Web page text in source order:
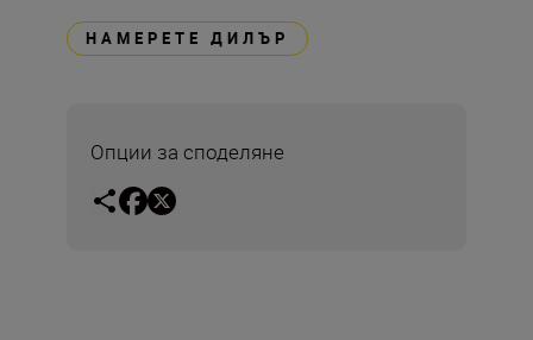
НАМЕРЕТЕ ДИЛЪР
Опции за споделяне